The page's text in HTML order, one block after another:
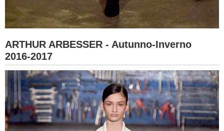
ARTHUR ARBESSER - Autunno-Inverno
2016-2017